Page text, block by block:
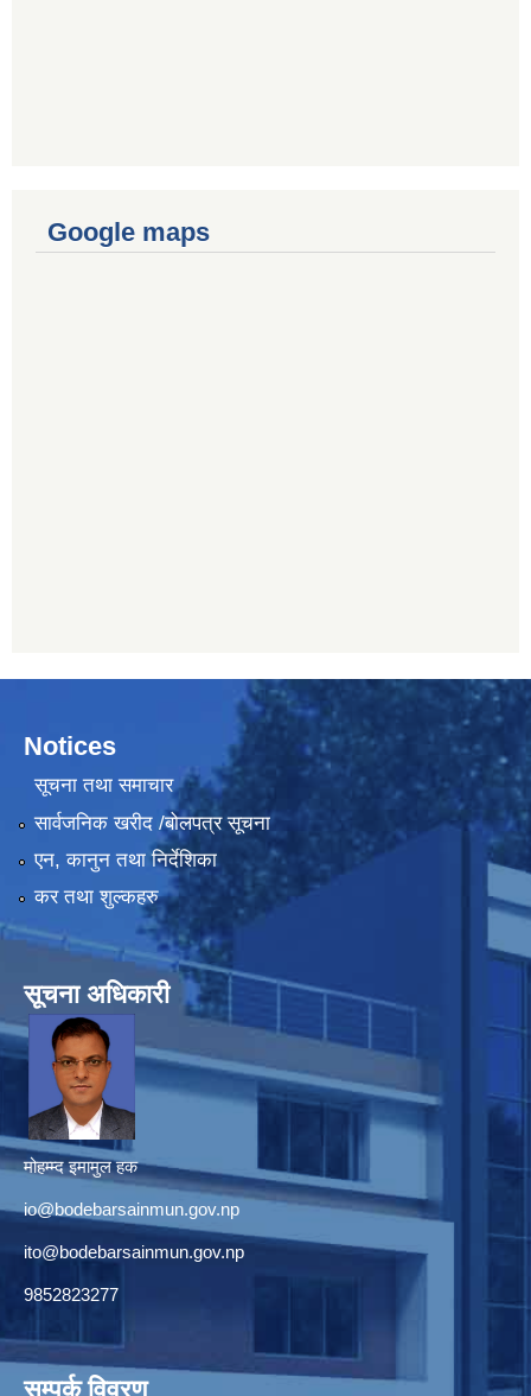
Google maps
Notices
सूचना तथा समाचार
सार्वजनिक खरीद /बोलपत्र सूचना
एन, कानुन तथा निर्देशिका
कर तथा शुल्कहरु
सूचना अधिकारी
मोहम्म्द इमामुल हक
io@bodebarsainmun.gov.np
ito@bodebarsainmun.gov.np
9852823277
सम्पर्क विवरण